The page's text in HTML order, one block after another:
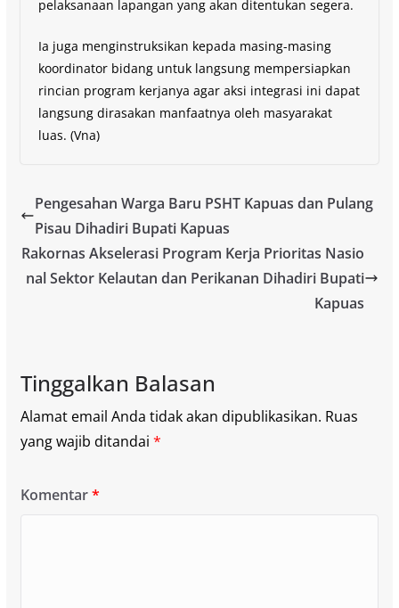
pelaksanaan lapangan yang akan ditentukan segera.
Ia juga menginstruksikan kepada masing-masing
koordinator bidang untuk langsung mempersiapkan
rincian program kerjanya agar aksi integrasi ini dapat
langsung dirasakan manfaatnya oleh masyarakat
luas. (Vna)
Pengesahan Warga Baru PSHT Kapuas dan Pulang
Pisau Dihadiri Bupati Kapuas
Rakornas Akselerasi Program Kerja Prioritas Nasio
nal Sektor Kelautan dan Perikanan Dihadiri Bupati
Kapuas
Tinggalkan Balasan
Alamat email Anda tidak akan dipublikasikan. Ruas
yang wajib ditandai *
Komentar*